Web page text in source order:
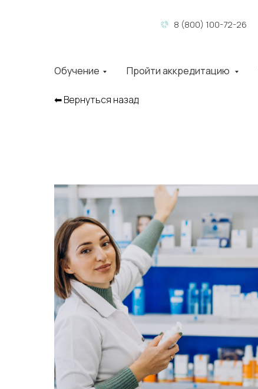
8 (800) 100-72-26
Обучение Пройти аккредитацию
⬅︎ Вернуться назад